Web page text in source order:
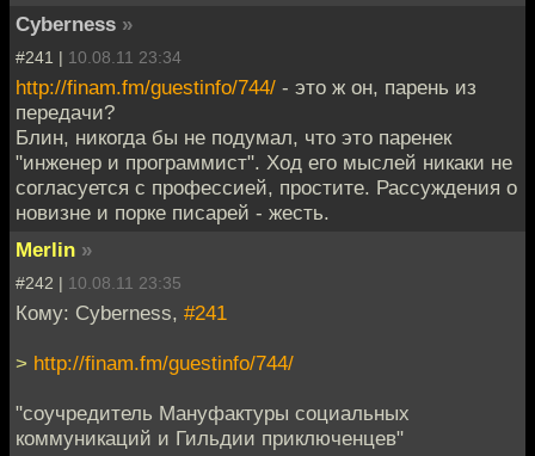
Cyberness »
#241 | 10.08.11 23:34
http://finam.fm/guestinfo/744/ - это ж он, парень из
передачи?
Блин, никогда бы не подумал, что это паренек
"инженер и программист". Ход его мыслей никаки не
согласуется с профессией, простите. Рассуждения о
новизне и порке писарей - жесть.
Merlin »
#242 | 10.08.11 23:35
Кому: Cyberness, #241
> http://finam.fm/guestinfo/744/
"соучредитель Мануфактуры социальных
коммуникаций и Гильдии приключенцев"